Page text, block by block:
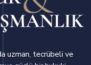
uzman, tecrübeli ve